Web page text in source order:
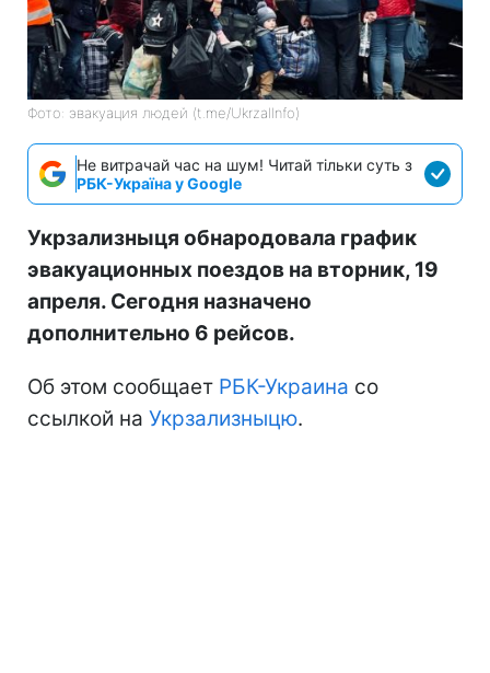
Фото: эвакуация людей (t.me/UkrzalInfo)
Не витрачай час на шум! Читай тільки суть з
РБК-Україна у Google
Укрзализныця обнародовала график
эвакуационных поездов на вторник, 19
апреля. Сегодня назначено
дополнительно 6 рейсов.
Об этом сообщает РБК-Украина со
ссылкой на Укрзализныцю.